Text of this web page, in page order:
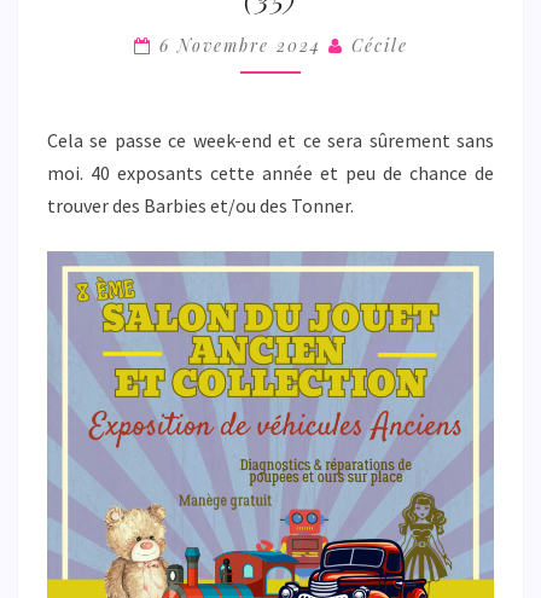
JOUET
DE
SAINT
DU
CORMIER
(35)
6 Novembre 2024 Cécile
Cela se passe ce week-end et ce sera sûrement sans
moi. 40 exposants cette année et peu de chance de
trouver des Barbies et/ou des Tonner.